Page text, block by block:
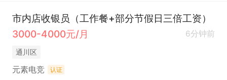
市内店收银员（工作餐+部分节假日三倍工资）
3000-4000元/月
6分钟前
通川区
元素电竞 认证